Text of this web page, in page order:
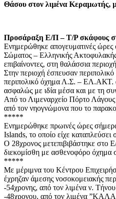
Θάσου στον λιμένα
Προσάραξη Ε/Π – Τ/Ρ σκάφους
Ενημερώθηκε απογευματινές
Σώματος – Ελληνικής
επιβαίνοντες, στη θαλάσσια
Στην περιοχή έσπευσαν
περιπολικό όχημα Λ.Σ. – ΕΛ.ΑΚΤ.
ασφαλώς με ιδία μέσα και με τη
Από το Λιμεναρχείο Πόρτο
από τον νηογνώμονα που το
*****
Ενημερώθηκε πρωινές ώρες
Islands, το οποίο είχε
Ο 28χρονος μετεπιβιβάστηκε
διεκομίσθη με ασθενοφόρο όχημα
*****
Με μέριμνα του Κέντρου
έχρηζαν άμεσης νοσοκομειακής
-54χρονης, από τον λιμένα ν.
-48χρονου, από τον λιμένα